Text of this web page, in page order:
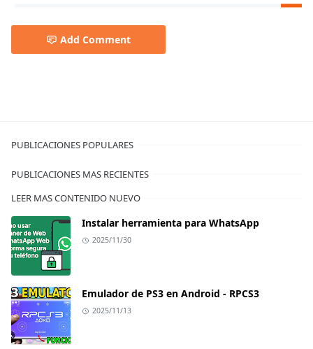
Add Comment
PUBLICACIONES POPULARES
PUBLICACIONES MAS RECIENTES
LEER MAS CONTENIDO NUEVO
Instalar herramienta para WhatsApp
2025/11/30
Emulador de PS3 en Android - RPCS3
2025/11/13